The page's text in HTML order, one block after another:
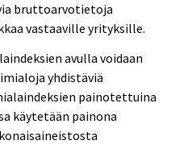
bruttoarvotietoja
vastaaville yrityksille.
avulla voidaan
yhdistäviä
painotettuina
käytetään painona